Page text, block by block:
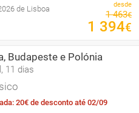
de Lisboa desde
1 463€
1 394€
Budapeste e Polónia
11 dias
20€ de desconto até 02/09